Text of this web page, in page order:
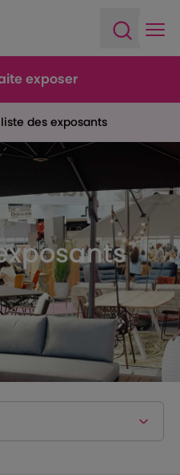
exposer
liste des exposants